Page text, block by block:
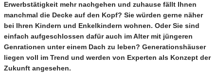
Erwerbstätigkeit mehr nachgehen und zuhause fällt Ihnen
manchmal die Decke auf den Kopf? Sie würden gerne näher
bei Ihren Kindern und Enkelkindern wohnen. Oder Sie sind
einfach aufgeschlossen dafür auch im Alter mit jüngeren
Genrationen unter einem Dach zu leben? Generationshäuser
liegen voll im Trend und werden von Experten als Konzept der
Zukunft angesehen.